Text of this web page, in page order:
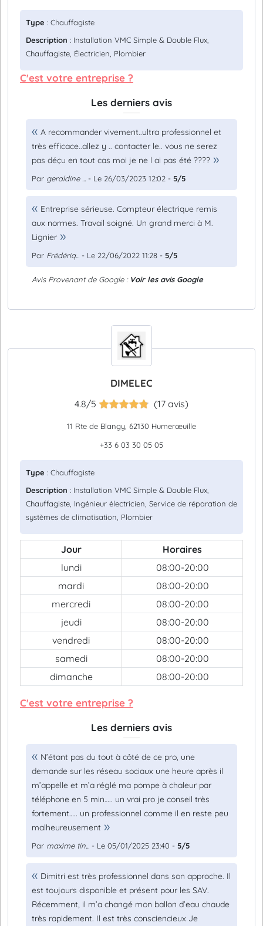
Type : Chauffagiste
Description : Installation VMC Simple & Double Flux,
Chauffagiste, Électricien, Plombier
C'est votre entreprise ?
Les derniers avis
A recommander vivement..ultra professionnel et
très efficace..allez y .. contacter le.. vous ne serez
pas déçu en tout cas moi je ne l ai pas été ????
Par geraldine ... - Le 26/03/2023 12:02 - 5/5
Entreprise sérieuse. Compteur électrique remis
aux normes. Travail soigné. Un grand merci à M.
Lignier
Par Frédériq... - Le 22/06/2022 11:28 - 5/5
Avis Provenant de Google : Voir les avis Google
DIMELEC
4.8/5 (17 avis)
11 Rte de Blangy, 62130 Humerœuille
+33 6 03 30 05 05
Type : Chauffagiste
Description : Installation VMC Simple & Double Flux,
Chauffagiste, Ingénieur électricien, Service de réparation de
systèmes de climatisation, Plombier
Jour
Horaires
lundi
08:00-20:00
mardi
08:00-20:00
mercredi
08:00-20:00
jeudi
08:00-20:00
vendredi
08:00-20:00
samedi
08:00-20:00
dimanche
08:00-20:00
C'est votre entreprise ?
Les derniers avis
N’étant pas du tout à côté de ce pro, une
demande sur les réseau sociaux une heure après il
m’appelle et m’a réglé ma pompe à chaleur par
téléphone en 5 min….. un vrai pro je conseil très
fortement….. un professionnel comme il en reste peu
malheureusement
Par maxime tin... - Le 05/01/2025 23:40 - 5/5
Dimitri est très professionnel dans son approche. Il
est toujours disponible et présent pour les SAV.
Récemment, il m’a changé mon ballon d’eau chaude
très rapidement. Il est très consciencieux Je